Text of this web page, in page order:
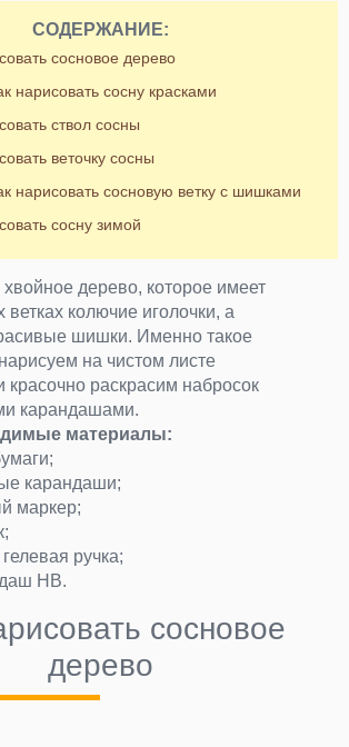
СОДЕРЖАНИЕ:
сосновое дерево
нарисовать сосну красками
ствол сосны
веточку сосны
нарисовать сосновую ветку с шишками
сосну зимой
дерево, которое имеет
ветках колючие иголочки, а
шишки. Именно такое
на чистом листе
красочно раскрасим набросок
карандашами.
материалы:
карандаши;
маркер;
ручка;
НВ.
сосновое
дерево